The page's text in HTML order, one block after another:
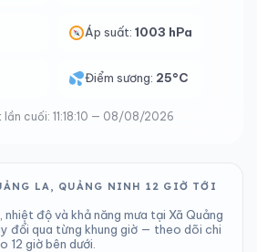
Áp suất:1003 hPa
Điểm sương: 25°C
lần cuối: 11:18:10 — 08/08/2026
LA, QUẢNG NINH 12 GIỜ TỚI
độ và khả năng mưa tại Xã Quảng
đổi qua từng khung giờ — theo dõi chi
giờ bên dưới.